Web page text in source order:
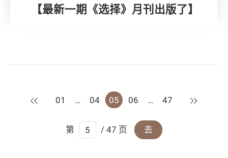
【最新一期《选择》月刊出版了】
上一页
01 … 04 05 06 … 47 下一页
第 / 47 页 去